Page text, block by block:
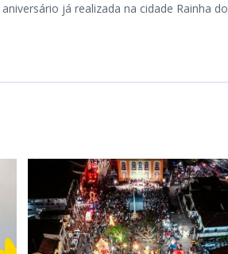
já realizada na cidade Rainha do